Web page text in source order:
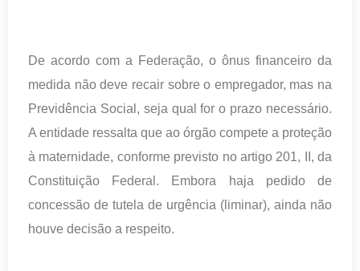
De acordo com a Federação, o ônus financeiro da
medida não deve recair sobre o empregador, mas na
Previdência Social, seja qual for o prazo necessário.
A entidade ressalta que ao órgão compete a proteção
à maternidade, conforme previsto no artigo 201, II, da
Constituição Federal. Embora haja pedido de
concessão de tutela de urgência (liminar), ainda não
houve decisão a respeito.